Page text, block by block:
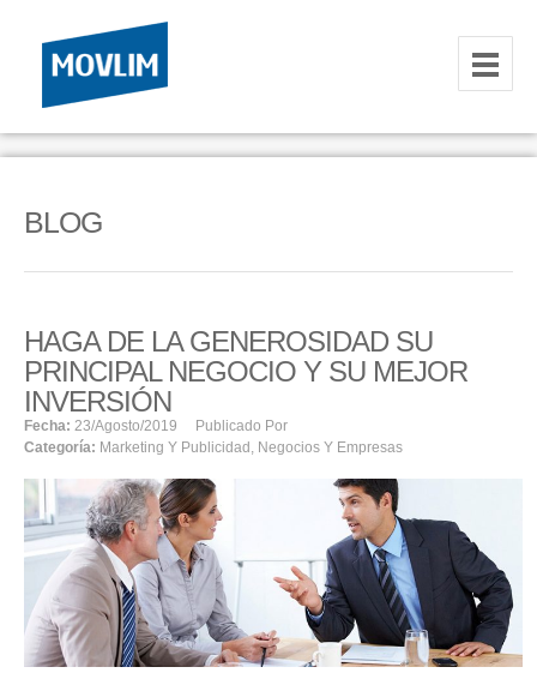
INICIO
HOSTING
HOSTING
RESELLER
SERVIDORES VPS
SERVIDORES VPS WINDOWS
SERVIDORES DEDICADOS
AGENCIA DIGITAL
PAGINAS WEB PARA NEGOCIOS
BLOG
HAGA DE LA GENEROSIDAD SU
PRINCIPAL NEGOCIO Y SU MEJOR
INVERSIÓN
Fecha: 23/agosto/2019
Publicado Por
Categoría: Marketing Y Publicidad , Negocios Y Empresas